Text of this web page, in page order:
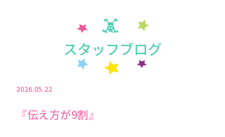
スタッフブログ
2026.05.22
『伝え方が9割』